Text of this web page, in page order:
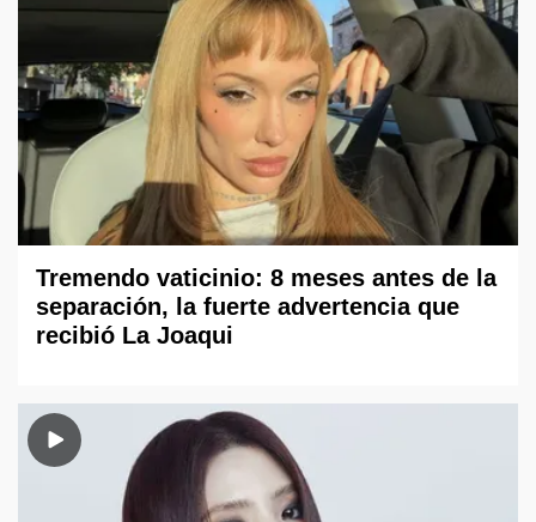
Tremendo vaticinio: 8 meses antes de la
separación, la fuerte advertencia que
recibió La Joaqui